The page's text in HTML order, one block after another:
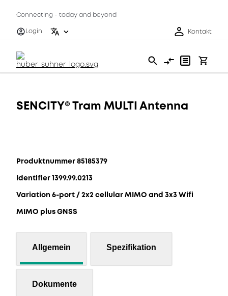
Connecting - today and beyond
Login
Kontakt
SENCITY® Tram MULTI Antenna
Produktnummer 85185379
Identifier 1399.99.0213
Variation 6-port / 2x2 cellular MIMO and 3x3 Wifi
MIMO plus GNSS
Allgemein Spezifikation
Dokumente